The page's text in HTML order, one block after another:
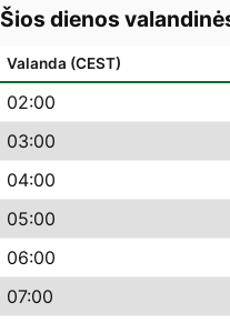
Šios dienos
Valanda (CEST)
02:00
03:00
04:00
05:00
06:00
07:00